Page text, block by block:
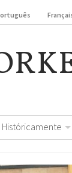
Históricamente